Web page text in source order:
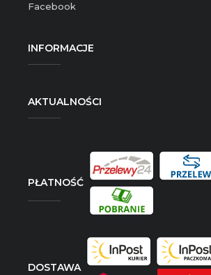
Facebook
INFORMACJE
AKTUALNOŚCI
PŁATNOŚĆ
DOSTAWA